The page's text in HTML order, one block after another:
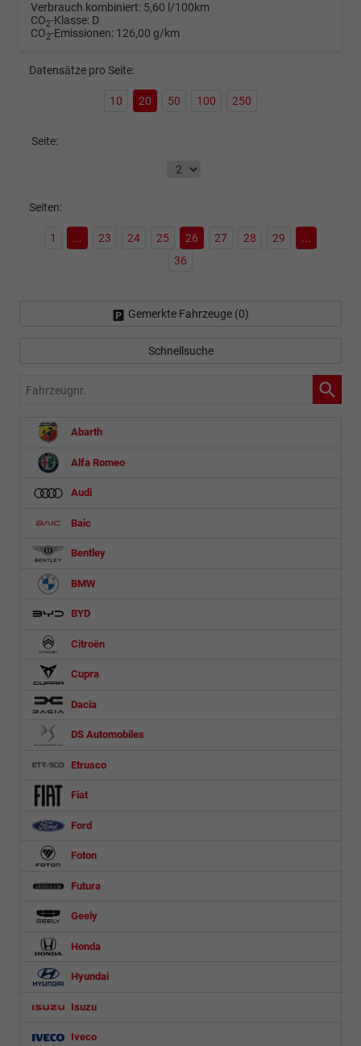
Verbrauch kombiniert: 5,60 l/100km
CO2-Klasse: D
CO2-Emissionen: 126,00 g/km
Datensätze pro Seite:
10 20 50 100 250
Seite:
Seiten:
1 ... 23 24 25 26 27 28 29
...
36
Gemerkte Fahrzeuge (0)
Schnellsuche
Fahrzeugnr.
Abarth
Alfa Romeo
Audi
Baic
Bentley
BMW
BYD
Citroën
Cupra
Dacia
DS Automobiles
Etrusco
Fiat
Ford
Foton
Futura
Geely
Honda
Hyundai
Isuzu
Iveco